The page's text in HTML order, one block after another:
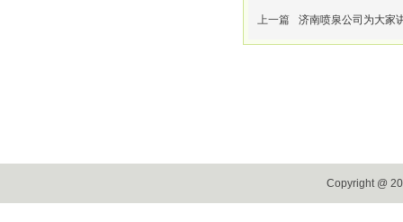
上一篇 济南喷泉公司为大家
Copyright @